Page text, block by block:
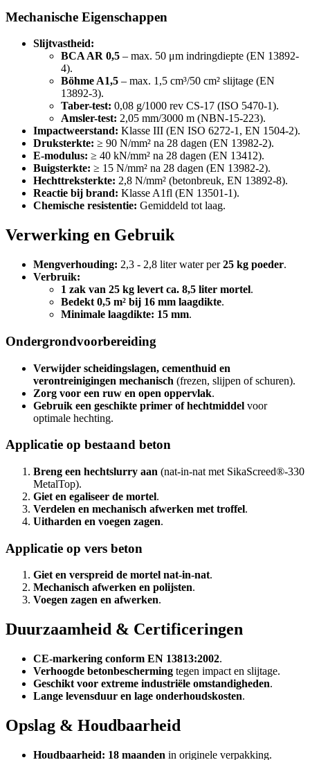
Mechanische Eigenschappen
Slijtvastheid:
BCA AR 0,5 – max. 50 μm indringdiepte (EN 13892-
4).
Böhme A1,5 – max. 1,5 cm³/50 cm² slijtage (EN
13892-3).
Taber-test: 0,08 g/1000 rev CS-17 (ISO 5470-1).
Amsler-test: 2,05 mm/3000 m (NBN-15-223).
Impactweerstand: Klasse III (EN ISO 6272-1, EN 1504-2).
Druksterkte: ≥ 90 N/mm² na 28 dagen (EN 13982-2).
E-modulus: ≥ 40 kN/mm² na 28 dagen (EN 13412).
Buigsterkte: ≥ 15 N/mm² na 28 dagen (EN 13982-2).
Hechttreksterkte: 2,8 N/mm² (betonbreuk, EN 13892-8).
Reactie bij brand: Klasse A1fl (EN 13501-1).
Chemische resistentie: Gemiddeld tot laag.
Verwerking en Gebruik
Mengverhouding: 2,3 - 2,8 liter water per25 kg poeder.
Verbruik:
1 zak van 25 kg levert ca. 8,5 liter mortel.
Bedekt 0,5 m² bij 16 mm laagdikte.
Minimale laagdikte: 15 mm.
Ondergrondvoorbereiding
Verwijder scheidingslagen, cementhuid en
verontreinigingen mechanisch (frezen, slijpen of schuren).
Zorg voor een ruw en open oppervlak.
Gebruik een geschikte primer of hechtmiddel voor
optimale hechting.
Applicatie op bestaand beton
Breng een hechtslurry aan (nat-in-nat met SikaScreed®-330
MetalTop).
Giet en egaliseer de mortel.
Verdelen en mechanisch afwerken met troffel.
Uitharden en voegen zagen.
Applicatie op vers beton
Giet en verspreid de mortel nat-in-nat.
Mechanisch afwerken en polijsten.
Voegen zagen en afwerken.
Duurzaamheid & Certificeringen
CE-markering conform EN 13813:2002.
Verhoogde betonbescherming tegen impact en slijtage.
Geschikt voor extreme industriële omstandigheden.
Lange levensduur en lage onderhoudskosten.
Opslag & Houdbaarheid
Houdbaarheid: 18 maanden in originele verpakking.